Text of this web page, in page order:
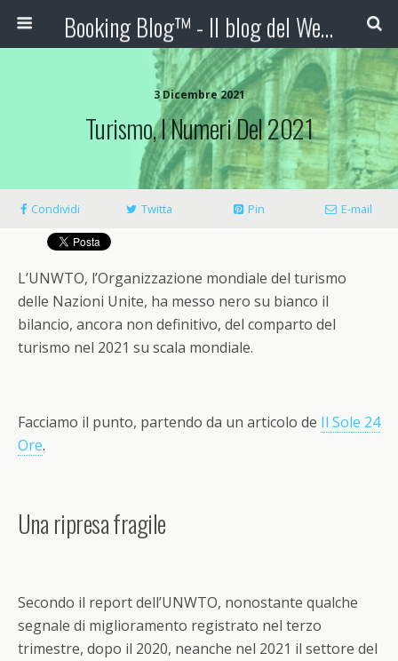
Booking Blog™ - Il blog del Web Marketing Turistico
3 Dicembre 2021
Turismo, I Numeri Del 2021
Condividi Twitta Pin E-mail
L’UNWTO, l’Organizzazione mondiale del turismo
delle Nazioni Unite, ha messo nero su bianco il
bilancio, ancora non definitivo, del comparto del
turismo nel 2021 su scala mondiale.
Facciamo il punto, partendo da un articolo de Il Sole 24
Ore.
Una ripresa fragile
Secondo il report dell’UNWTO, nonostante qualche
segnale di miglioramento registrato nel terzo
trimestre, dopo il 2020, neanche nel 2021 il settore del